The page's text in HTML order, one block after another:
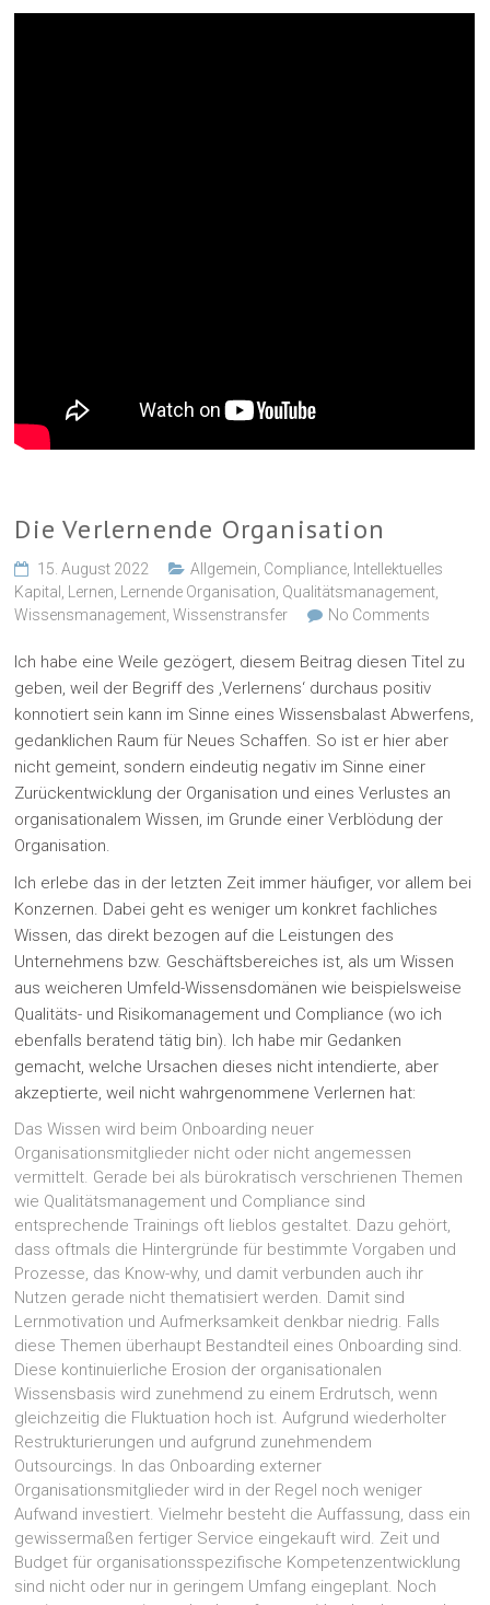
Die Verlernende Organisation
15. August 2022 Allgemein Compliance
Intellektuelles
Kapital
Lernen Lernende Organisation Qualitätsmanagement
Wissensmanagement ,Wissenstransfer No Comments
Ich habe eine Weile gezögert, diesem Beitrag diesen Titel zu
geben, weil der Begriff des ‚Verlernens‘ durchaus positiv
konnotiert sein kann im Sinne eines Wissensbalast Abwerfens,
gedanklichen Raum für Neues Schaffen. So ist er hier aber
nicht gemeint, sondern eindeutig negativ im Sinne einer
Zurückentwicklung der Organisation und eines Verlustes an
organisationalem Wissen, im Grunde einer Verblödung der
Organisation.
Ich erlebe das in der letzten Zeit immer häufiger, vor allem bei
Konzernen. Dabei geht es weniger um konkret fachliches
Wissen, das direkt bezogen auf die Leistungen des
Unternehmens bzw. Geschäftsbereiches ist, als um Wissen
aus weicheren Umfeld-Wissensdomänen wie beispielsweise
Qualitäts- und Risikomanagement und Compliance (wo ich
ebenfalls beratend tätig bin). Ich habe mir Gedanken
gemacht, welche Ursachen dieses nicht intendierte, aber
akzeptierte, weil nicht wahrgenommene Verlernen hat:
Das Wissen wird beim Onboarding neuer
Organisationsmitglieder nicht oder nicht angemessen
vermittelt. Gerade bei als bürokratisch verschrienen Themen
wie Qualitätsmanagement und Compliance sind
entsprechende Trainings oft lieblos gestaltet. Dazu gehört,
dass oftmals die Hintergründe für bestimmte Vorgaben und
Prozesse, das Know-why, und damit verbunden auch ihr
Nutzen gerade nicht thematisiert werden. Damit sind
Lernmotivation und Aufmerksamkeit denkbar niedrig. Falls
diese Themen überhaupt Bestandteil eines Onboarding sind.
Diese kontinuierliche Erosion der organisationalen
Wissensbasis wird zunehmend zu einem Erdrutsch, wenn
gleichzeitig die Fluktuation hoch ist. Aufgrund wiederholter
Restrukturierungen und aufgrund zunehmendem
Outsourcings. In das Onboarding externer
Organisationsmitglieder wird in der Regel noch weniger
Aufwand investiert. Vielmehr besteht die Auffassung, dass ein
gewissermaßen fertiger Service eingekauft wird. Zeit und
Budget für organisationsspezifische Kompetenzentwicklung
sind nicht oder nur in geringem Umfang eingeplant. Noch